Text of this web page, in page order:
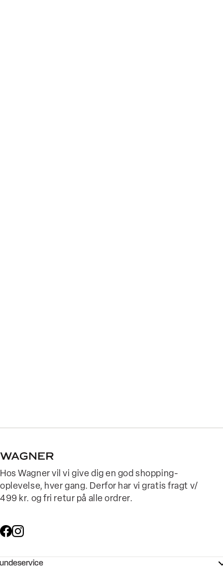
Hos Wagner vil vi give dig en god shopping-
oplevelse, hver gang. Derfor har vi gratis fragt v/
499 kr. og fri retur på alle ordrer.